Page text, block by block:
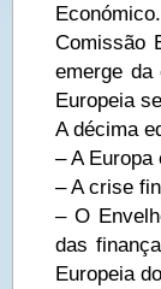
Comissão
emerge
Europeia
A décima
– A
– A crise
– O
das
Europeia